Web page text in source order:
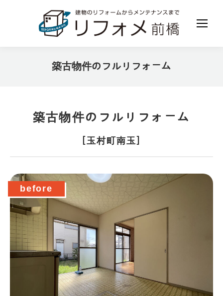
築古物件のフルリフォーム
築古物件のフルリフォーム
［玉村町南玉］
before